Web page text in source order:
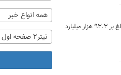
آمار معاملات بازار فیزیکی بورس کالای ایران نشان می دهد در هفته منتهی به ۲۶ تیر بیش از ۲ میلیون و ۳۸۱ هزار تن انواع کالا و محصول به ارزش بالغ بر ۹۳.۳ هزار میلیارد
همه انواع خبر
تیتر2 صفحه اول - زیر یک